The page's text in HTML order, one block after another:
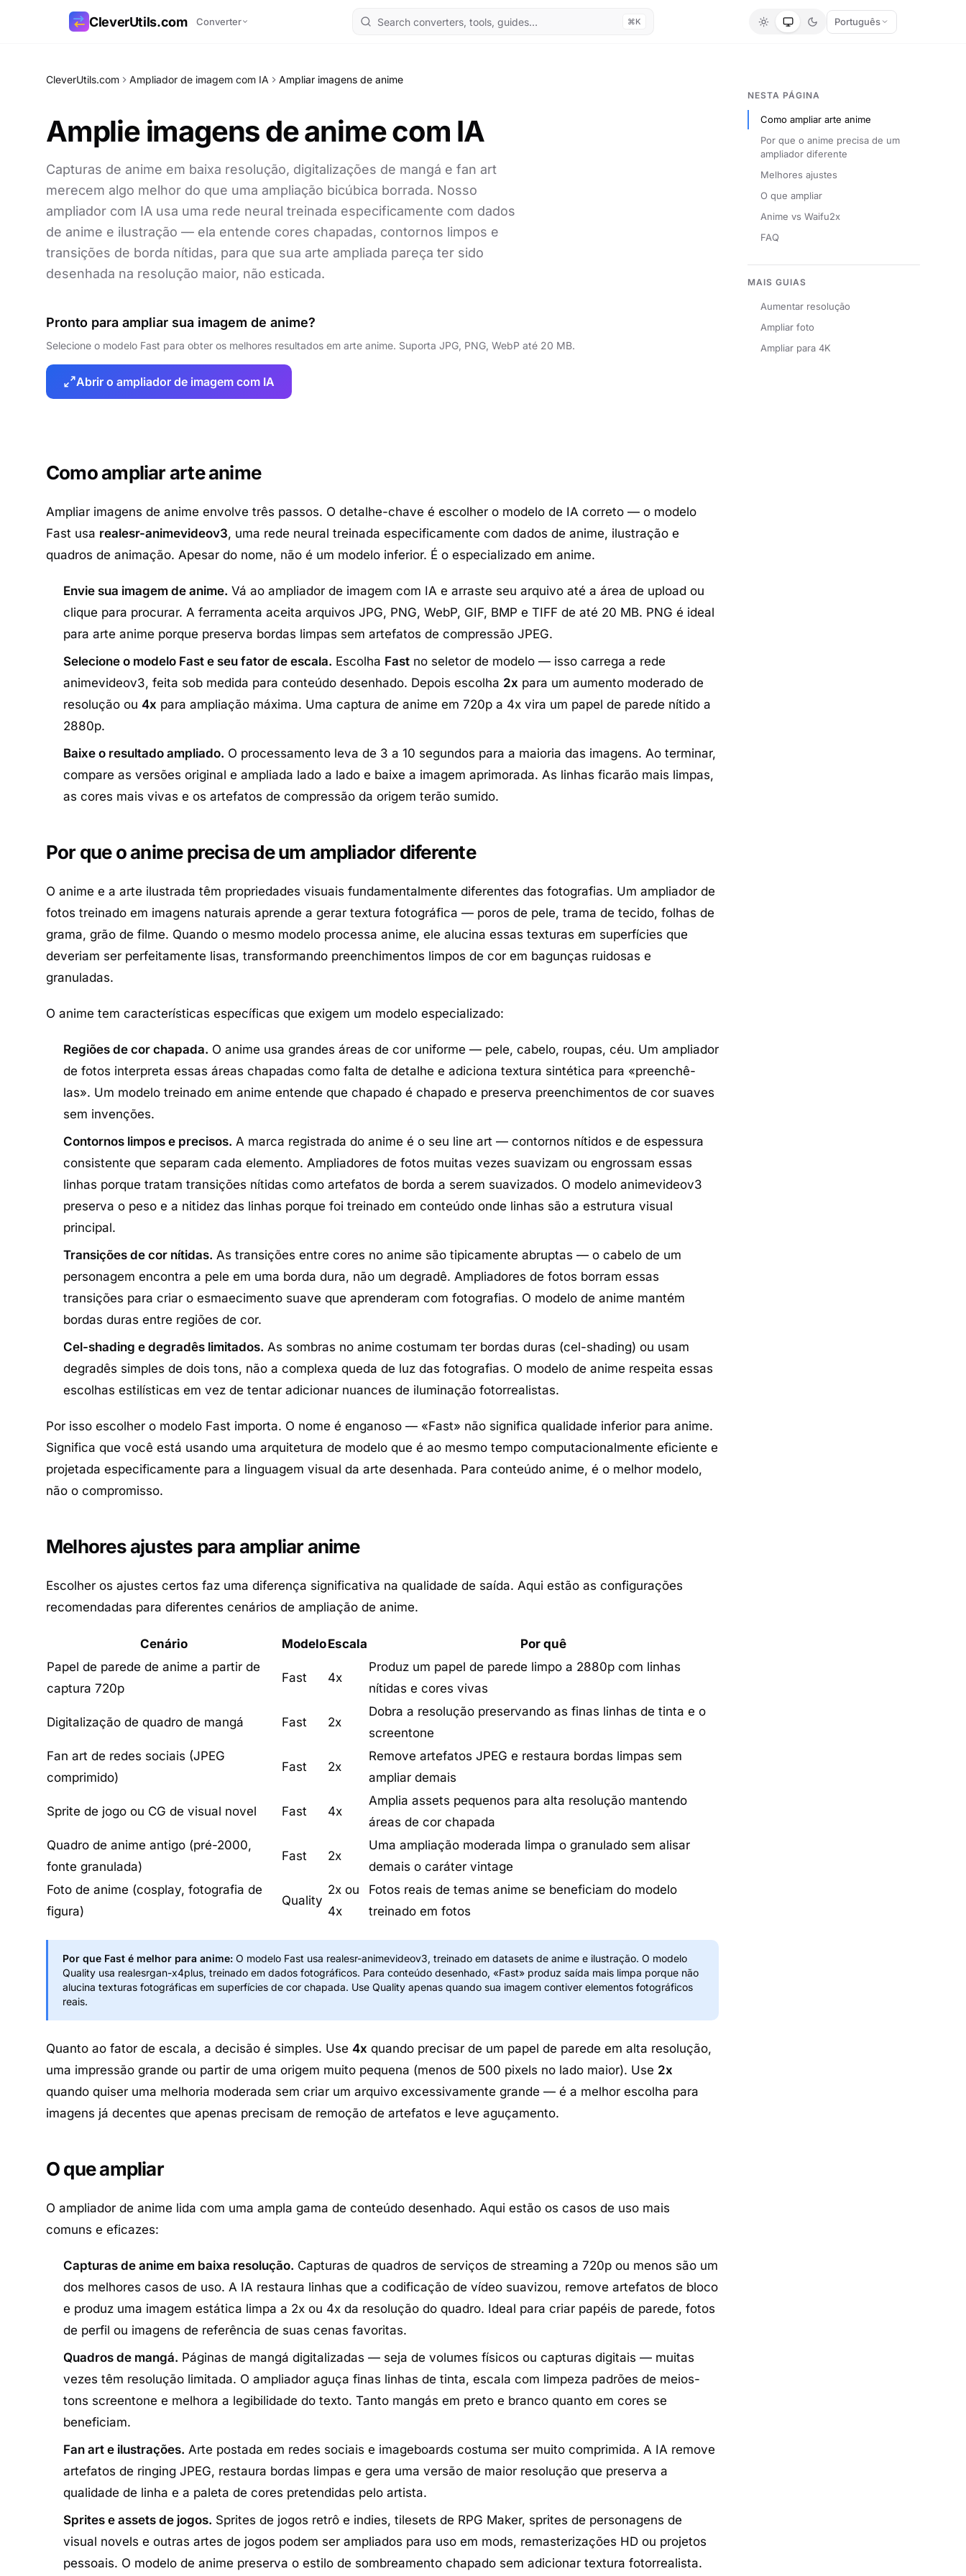
CleverUtils.com Converter ⌘K Português
CleverUtils.com Ampliador de imagem com IA Ampliar imagens de anime
Amplie imagens de anime com IA
Capturas de anime em baixa resolução, digitalizações de mangá e fan art
merecem algo melhor do que uma ampliação bicúbica borrada. Nosso
ampliador com IA usa uma rede neural treinada especificamente com dados
de anime e ilustração — ela entende cores chapadas, contornos limpos e
transições de borda nítidas, para que sua arte ampliada pareça ter sido
desenhada na resolução maior, não esticada.
Pronto para ampliar sua imagem de anime?
Selecione o modelo Fast para obter os melhores resultados em arte anime. Suporta JPG, PNG, WebP até 20 MB.
Abrir o ampliador de imagem com IA
Como ampliar arte anime
Ampliar imagens de anime envolve três passos. O detalhe-chave é escolher o modelo de IA correto — o modelo
Fast usa realesr-animevideov3, uma rede neural treinada especificamente com dados de anime, ilustração e
quadros de animação. Apesar do nome, não é um modelo inferior. É o especializado em anime.
Envie sua imagem de anime. Vá ao ampliador de imagem com IA e arraste seu arquivo até a área de upload ou
clique para procurar. A ferramenta aceita arquivos JPG, PNG, WebP, GIF, BMP e TIFF de até 20 MB. PNG é ideal
para arte anime porque preserva bordas limpas sem artefatos de compressão JPEG.
Selecione o modelo Fast e seu fator de escala. Escolha Fast no seletor de modelo — isso carrega a rede
animevideov3, feita sob medida para conteúdo desenhado. Depois escolha 2x para um aumento moderado de
resolução ou 4x para ampliação máxima. Uma captura de anime em 720p a 4x vira um papel de parede nítido a
2880p.
Baixe o resultado ampliado. O processamento leva de 3 a 10 segundos para a maioria das imagens. Ao terminar,
compare as versões original e ampliada lado a lado e baixe a imagem aprimorada. As linhas ficarão mais limpas,
as cores mais vivas e os artefatos de compressão da origem terão sumido.
Por que o anime precisa de um ampliador diferente
O anime e a arte ilustrada têm propriedades visuais fundamentalmente diferentes das fotografias. Um ampliador de
fotos treinado em imagens naturais aprende a gerar textura fotográfica — poros de pele, trama de tecido, folhas de
grama, grão de filme. Quando o mesmo modelo processa anime, ele alucina essas texturas em superfícies que
deveriam ser perfeitamente lisas, transformando preenchimentos limpos de cor em bagunças ruidosas e
granuladas.
O anime tem características específicas que exigem um modelo especializado:
Regiões de cor chapada. O anime usa grandes áreas de cor uniforme — pele, cabelo, roupas, céu. Um ampliador
de fotos interpreta essas áreas chapadas como falta de detalhe e adiciona textura sintética para «preenchê-
las». Um modelo treinado em anime entende que chapado é chapado e preserva preenchimentos de cor suaves
sem invenções.
Contornos limpos e precisos. A marca registrada do anime é o seu line art — contornos nítidos e de espessura
consistente que separam cada elemento. Ampliadores de fotos muitas vezes suavizam ou engrossam essas
linhas porque tratam transições nítidas como artefatos de borda a serem suavizados. O modelo animevideov3
preserva o peso e a nitidez das linhas porque foi treinado em conteúdo onde linhas são a estrutura visual
principal.
Transições de cor nítidas. As transições entre cores no anime são tipicamente abruptas — o cabelo de um
personagem encontra a pele em uma borda dura, não um degradê. Ampliadores de fotos borram essas
transições para criar o esmaecimento suave que aprenderam com fotografias. O modelo de anime mantém
bordas duras entre regiões de cor.
Cel-shading e degradês limitados. As sombras no anime costumam ter bordas duras (cel-shading) ou usam
degradês simples de dois tons, não a complexa queda de luz das fotografias. O modelo de anime respeita essas
escolhas estilísticas em vez de tentar adicionar nuances de iluminação fotorrealistas.
Por isso escolher o modelo Fast importa. O nome é enganoso — «Fast» não significa qualidade inferior para anime.
Significa que você está usando uma arquitetura de modelo que é ao mesmo tempo computacionalmente eficiente e
projetada especificamente para a linguagem visual da arte desenhada. Para conteúdo anime, é o melhor modelo,
não o compromisso.
Melhores ajustes para ampliar anime
Escolher os ajustes certos faz uma diferença significativa na qualidade de saída. Aqui estão as configurações
recomendadas para diferentes cenários de ampliação de anime.
Cenário ModeloEscala
Por quê
Papel de parede de anime a partir de
captura 720p
Fast 4x
Produz um papel de parede limpo a 2880p com linhas
nítidas e cores vivas
Digitalização de quadro de mangá Fast 2x
Dobra a resolução preservando as finas linhas de tinta e o
screentone
Fan art de redes sociais (JPEG
comprimido)
Fast 2x
Remove artefatos JPEG e restaura bordas limpas sem
ampliar demais
Sprite de jogo ou CG de visual novel Fast 4x
Amplia assets pequenos para alta resolução mantendo
áreas de cor chapada
Quadro de anime antigo (pré-2000,
fonte granulada)
Fast 2x
Uma ampliação moderada limpa o granulado sem alisar
demais o caráter vintage
Foto de anime (cosplay, fotografia de
figura)
Quality
2x ou
4x
Fotos reais de temas anime se beneficiam do modelo
treinado em fotos
Por que Fast é melhor para anime: O modelo Fast usa realesr-animevideov3, treinado em datasets de anime e ilustração. O modelo
Quality usa realesrgan-x4plus, treinado em dados fotográficos. Para conteúdo desenhado, «Fast» produz saída mais limpa porque não
alucina texturas fotográficas em superfícies de cor chapada. Use Quality apenas quando sua imagem contiver elementos fotográficos
reais.
Quanto ao fator de escala, a decisão é simples. Use 4x quando precisar de um papel de parede em alta resolução,
uma impressão grande ou partir de uma origem muito pequena (menos de 500 pixels no lado maior). Use 2x
quando quiser uma melhoria moderada sem criar um arquivo excessivamente grande — é a melhor escolha para
imagens já decentes que apenas precisam de remoção de artefatos e leve aguçamento.
O que ampliar
O ampliador de anime lida com uma ampla gama de conteúdo desenhado. Aqui estão os casos de uso mais
comuns e eficazes:
Capturas de anime em baixa resolução. Capturas de quadros de serviços de streaming a 720p ou menos são um
dos melhores casos de uso. A IA restaura linhas que a codificação de vídeo suavizou, remove artefatos de bloco
e produz uma imagem estática limpa a 2x ou 4x da resolução do quadro. Ideal para criar papéis de parede, fotos
de perfil ou imagens de referência de suas cenas favoritas.
Quadros de mangá. Páginas de mangá digitalizadas — seja de volumes físicos ou capturas digitais — muitas
vezes têm resolução limitada. O ampliador aguça finas linhas de tinta, escala com limpeza padrões de meios-
tons screentone e melhora a legibilidade do texto. Tanto mangás em preto e branco quanto em cores se
beneficiam.
Fan art e ilustrações. Arte postada em redes sociais e imageboards costuma ser muito comprimida. A IA remove
artefatos de ringing JPEG, restaura bordas limpas e gera uma versão de maior resolução que preserva a
qualidade de linha e a paleta de cores pretendidas pelo artista.
Sprites e assets de jogos. Sprites de jogos retrô e indies, tilesets de RPG Maker, sprites de personagens de
visual novels e outras artes de jogos podem ser ampliados para uso em mods, remasterizações HD ou projetos
pessoais. O modelo de anime preserva o estilo de sombreamento chapado sem adicionar textura fotorrealista.
NESTA PÁGINA
Como ampliar arte anime
Por que o anime precisa de um
ampliador diferente
Melhores ajustes
O que ampliar
Anime vs Waifu2x
FAQ
MAIS GUIAS
Aumentar resolução
Ampliar foto
Ampliar para 4K